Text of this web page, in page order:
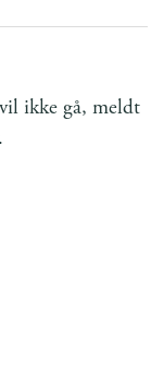
ikke gå, meldt